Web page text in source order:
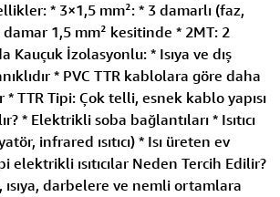
* 3×1,5 mm²: * 3 damarlı (faz,
1,5 mm² kesitinde * 2MT: 2
Kauçuk İzolasyonlu: * Isıya ve dış
* PVC TTR kablolara göre daha
TTR Tipi: Çok telli, esnek kablo yapısı
* Elektrikli soba bağlantıları * Isıtıcı
infrared ısıtıcı) * Isı üreten ev
elektrikli ısıtıcılar Neden Tercih Edilir?
darbelere ve nemli ortamlara